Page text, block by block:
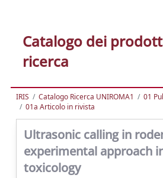
Catalogo dei
ricerca
IRIS Catalogo Ricerca UNIROMA1
01
01a Articolo in rivista
Ultrasonic calling in
experimental approach
toxicology